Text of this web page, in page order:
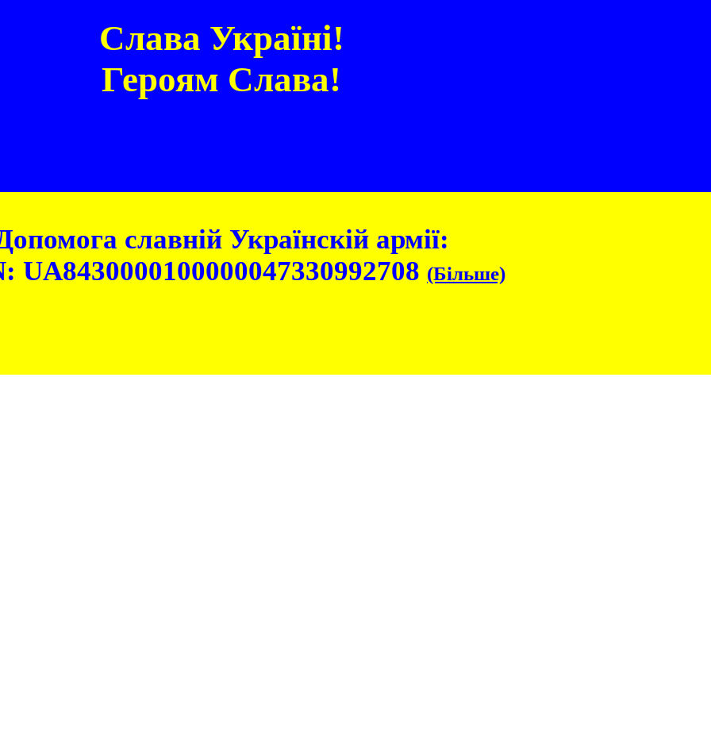
Слава Україні!
Героям Слава!
славній Українскій армії:
UA8430000100000047330992708 (Більше)